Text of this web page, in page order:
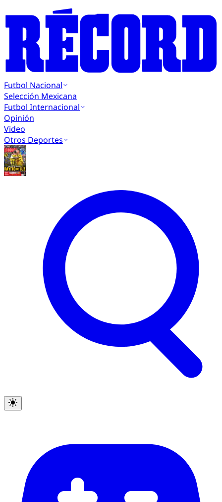
Futbol Nacional
Selección Mexicana
Futbol Internacional
Opinión
Video
Otros Deportes